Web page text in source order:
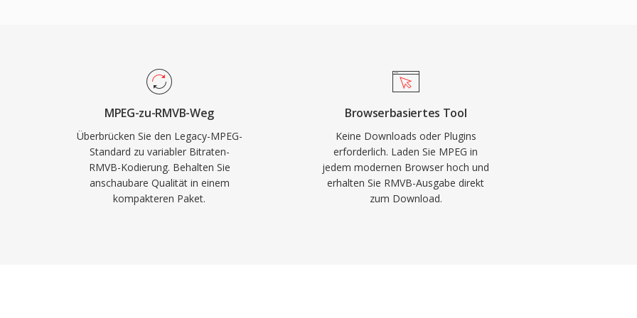
10 Codecs, deren
war. RMVB-
und mehrere
die Streaming-
liefert gleichzeitig
bietet.
MPEG-zu-RMVB-Weg
Überbrücken Sie den Legacy-MPEG-
Standard zu variabler Bitraten-
RMVB-Kodierung. Behalten Sie
anschaubare Qualität in einem
kompakteren Paket.
Browserbasiertes Tool
Keine Downloads oder Plugins
erforderlich. Laden Sie MPEG in
jedem modernen Browser hoch und
erhalten Sie RMVB-Ausgabe direkt
zum Download.